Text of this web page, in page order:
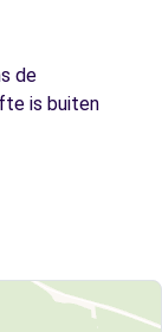
de
is buiten